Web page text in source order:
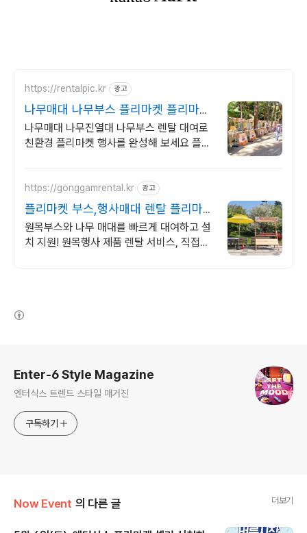
https://rentalpic.kr 광고
나무매대 나무부스 플리마켓 플리마켓
부스 렌탈 전문 업체
나무매대 나무진열대 나무부스 렌탈 대여로
친환경 플리마켓 행사를 완성해 보세요 플리
https://gonggamrental.kr 광고
플리마켓 부스,행사매대 렌탈 플리마켓
행사 제품 렌탈
원목부스와 나무 매대를 빠르게 대여하고 설
치 지원! 원목행사 제품 렌탈 서비스, 직접제
Enter-6 Style Magazine
엔터식스 트렌드 스타일 매거진
구독하기
Now Event 의 다른 글 더보기